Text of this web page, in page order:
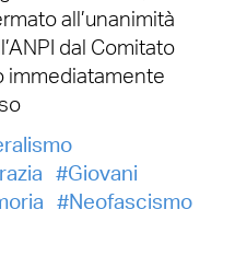
all’unanimità
dal Comitato
immediatamente
Giovani
Neofascismo